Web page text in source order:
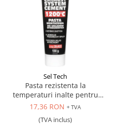
Sel Tech
Pasta rezistenta la
temperaturi inalte pentru
reparat sistemul de evacuare,
17,36 RON + TVA
(TVA inclus)